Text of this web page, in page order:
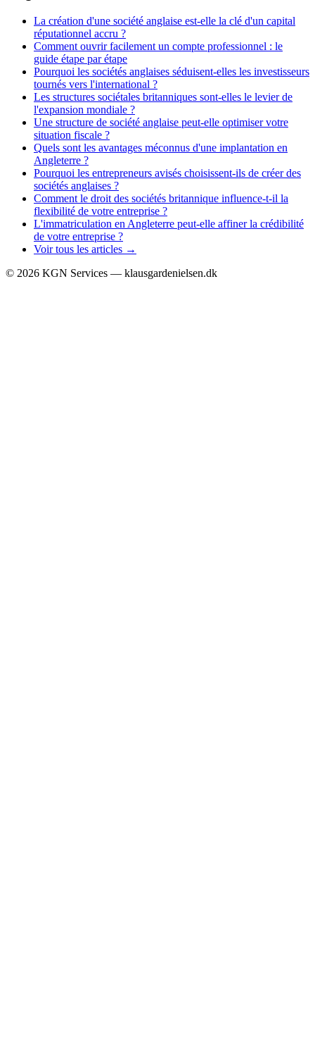
La création d'une société anglaise est-elle la clé d'un capital
réputationnel accru ?
Comment ouvrir facilement un compte professionnel : le
guide étape par étape
Pourquoi les sociétés anglaises séduisent-elles les investisseurs
tournés vers l'international ?
Les structures sociétales britanniques sont-elles le levier de
l'expansion mondiale ?
Une structure de société anglaise peut-elle optimiser votre
situation fiscale ?
Quels sont les avantages méconnus d'une implantation en
Angleterre ?
Pourquoi les entrepreneurs avisés choisissent-ils de créer des
sociétés anglaises ?
Comment le droit des sociétés britannique influence-t-il la
flexibilité de votre entreprise ?
L'immatriculation en Angleterre peut-elle affiner la crédibilité
de votre entreprise ?
Voir tous les articles →
© 2026 KGN Services — klausgardenielsen.dk